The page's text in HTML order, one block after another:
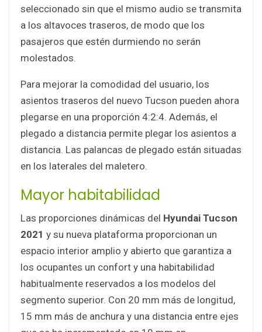
seleccionado sin que el mismo audio se transmita
a los altavoces traseros, de modo que los
pasajeros que estén durmiendo no serán
molestados.
Para mejorar la comodidad del usuario, los
asientos traseros del nuevo Tucson pueden ahora
plegarse en una proporción 4:2:4. Además, el
plegado a distancia permite plegar los asientos a
distancia. Las palancas de plegado están situadas
en los laterales del maletero.
Mayor habitabilidad
Las proporciones dinámicas del Hyundai Tucson
2021 y su nueva plataforma proporcionan un
espacio interior amplio y abierto que garantiza a
los ocupantes un confort y una habitabilidad
habitualmente reservados a los modelos del
segmento superior. Con 20 mm más de longitud,
15 mm más de anchura y una distancia entre ejes